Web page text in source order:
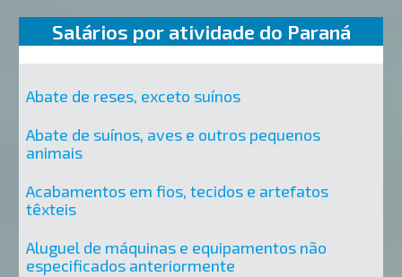
Salários por atividade do Paraná
Abate de reses, exceto suínos
Abate de suínos, aves e outros pequenos
animais
Acabamentos em fios, tecidos e artefatos
têxteis
Aluguel de máquinas e equipamentos não
especificados anteriormente